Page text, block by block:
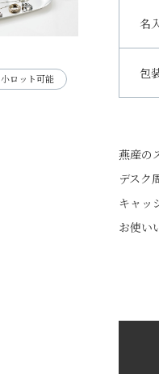
小ロット可能
名
包
燕産の
デスク
キャッ
お使い